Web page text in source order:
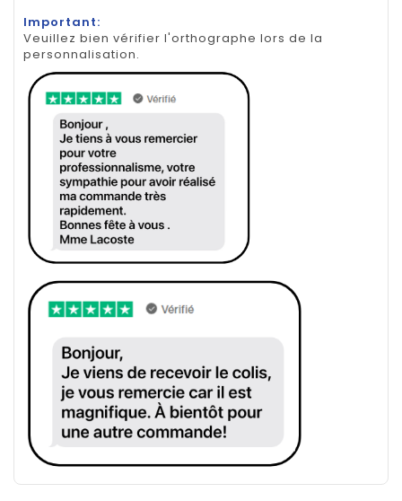
Important:
Veuillez bien vérifier l'orthographe lors de la
personnalisation.